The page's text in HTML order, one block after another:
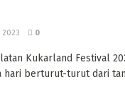
0
Kukarland Festival
hari berturut-turut dari